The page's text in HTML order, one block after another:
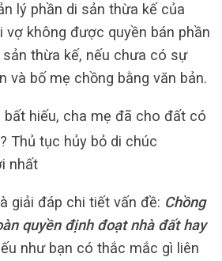
lý phần di sản thừa kế của
vợ không được quyền bán phần
thừa kế, nếu chưa có sự
và bố mẹ chồng bằng văn bản.
bất hiếu, cha mẹ đã cho đất có
Thủ tục hủy bỏ di chúc
nhất
giải đáp chi tiết vấn đề: Chồng
quyền định đoạt nhà đất hay
như bạn có thắc mắc gì liên